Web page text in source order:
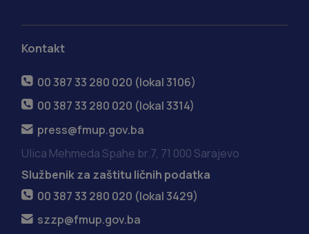
Kontakt
00 387 33 280 020 (lokal 3106)
00 387 33 280 020 (lokal 3314)
press@fmup.gov.ba
Ulica Mehmeda Spahe br.7, 71 000 Sarajevo
Službenik za zaštitu ličnih podatka
00 387 33 280 020 (lokal 3429)
szzp@fmup.gov.ba